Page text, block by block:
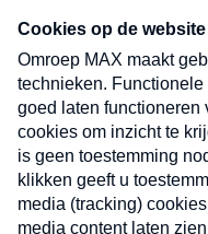
nieuwsbrief. Elke
uw mailbox.